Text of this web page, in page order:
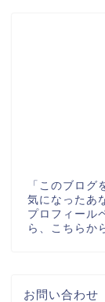
「このブログ
気になったあ
プロフィール
ら、こちらか
お問い合わせ